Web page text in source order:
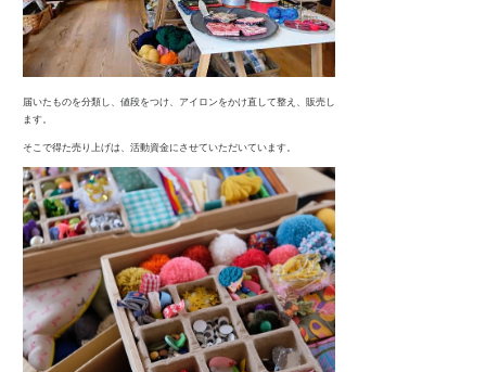
届いたものを分類し、値段をつけ、アイロンをかけ直して整え、販売し
ます。
そこで得た売り上げは、活動資金にさせていただいています。